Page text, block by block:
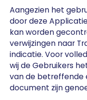
Aangezien het
door deze
kan worden
verwijzingen naar
indicatie. Voor
wij de Gebruikers
van de betreffende
document zijn